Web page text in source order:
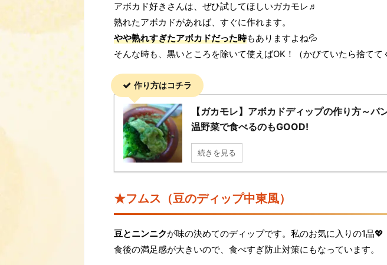
アボカド好きさんは、ぜひ試してほしいガカモレ♬
熟れたアボカドがあれば、すぐに作れます。
やや熟れすぎたアボカドだった時もありますよね💦
そんな時も、黒いところを除いて使えばOK！（かびていたら捨てて
作り方はコチラ
【ガカモレ】アボカドディップの作り方～パ
温野菜で食べるのもGOOD!
続きを見る
★フムス（豆のディップ中東風）
豆とニンニクが味の決めてのディップです。私のお気に入りの1品💖
食後の満足感が大きいので、食べすぎ防止対策にもなっています。